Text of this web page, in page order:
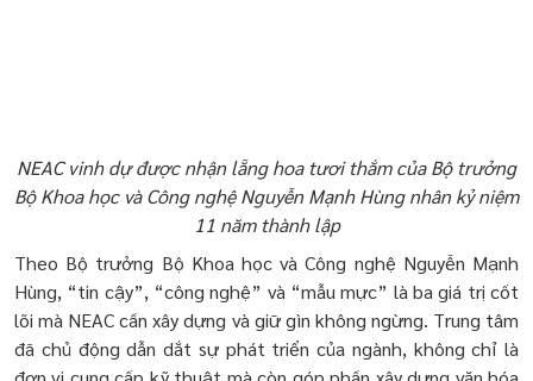
NEAC vinh dự được nhận lẵng hoa tươi thắm của Bộ trưởng
Bộ Khoa học và Công nghệ Nguyễn Mạnh Hùng nhân kỷ niệm
11 năm thành lập
Theo Bộ trưởng Bộ Khoa học và Công nghệ Nguyễn Mạnh
Hùng, “tin cậy”, “công nghệ” và “mẫu mực” là ba giá trị cốt
lõi mà NEAC cần xây dựng và giữ gìn không ngừng. Trung tâm
đã chủ động dẫn dắt sự phát triển của ngành, không chỉ là